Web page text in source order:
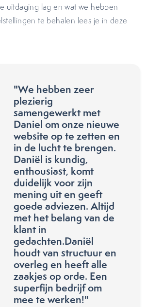
uitdaging lag en wat we hebben
te behalen lees je in deze
"We hebben zeer
plezierig
samengewerkt met
Daniel om onze nieuwe
website op te zetten en
in de lucht te brengen.
Daniël is kundig,
enthousiast, komt
duidelijk voor zijn
mening uit en geeft
goede adviezen. Altijd
met het belang van de
klant in
gedachten.Daniël
houdt van structuur en
overleg en heeft alle
zaakjes op orde. Een
superfijn bedrijf om
mee te werken!"